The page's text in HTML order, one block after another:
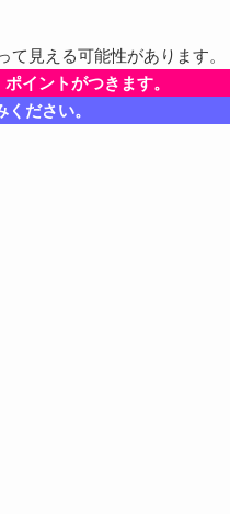
見える可能性があります。
イントがつきます。
ださい。